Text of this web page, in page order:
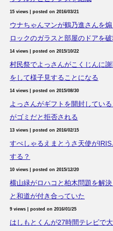
15 views posted on 2016/03/21
ウナちゃんマンが鶴乃進さんを
ロックのガラスと部屋のドアを
14 views posted on 2015/10/22
村民祭でよっさんがこくじんに
をして様子見することになる
14 views posted on 2015/08/30
よっさんがギフトを開封してい
がゴミだと拒否される
13 views posted on 2016/02/15
すぺしゃるえまとうさ天使が
する？
10 views posted on 2015/12/20
横山緑がロハコと柏木問題を解
と和道が付き合っていた
9 views posted on 2016/01/25
はしもとくんが27時間テレビで